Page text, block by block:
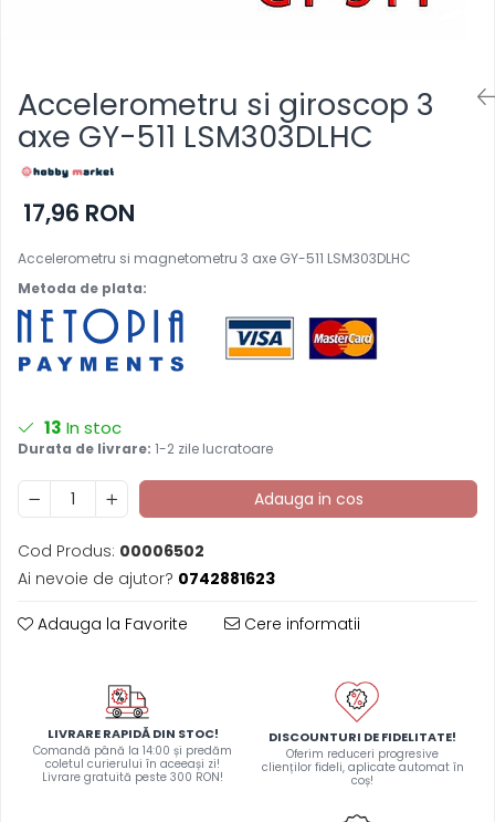
Accelerometru si giroscop 3
axe GY-511 LSM303DLHC
17,96 RON
Accelerometru si magnetometru 3 axe GY-511 LSM303DLHC
Metoda de plata:
13 In stoc
Durata de livrare: 1-2 zile lucratoare
Adauga in cos
Cod Produs: 00006502
Ai nevoie de ajutor? 0742881623
Adauga la Favorite Cere informatii
LIVRARE RAPIDĂ DIN STOC!
Comandă până la 14:00 și predăm
coletul curierului în aceeași zi!
Livrare gratuită peste 300 RON!
DISCOUNTURI DE FIDELITATE!
Oferim reduceri progresive
clienților fideli, aplicate automat în
coș!